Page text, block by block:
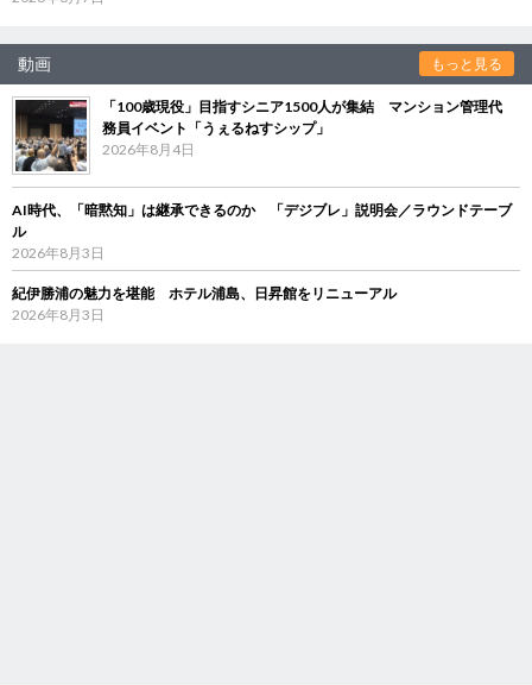
動画 もっと見る
「100歳現役」目指すシニア1500人が集結 マンション管理代
務員イベント「うぇるねすシップ」
2026年8月4日
AI時代、「暗黙知」は継承できるのか 「デジブレ」説明会／ラウンドテーブ
ル
2026年8月3日
紀伊勝浦の魅力を堪能 ホテル浦島、日昇館をリニューアル
2026年8月3日